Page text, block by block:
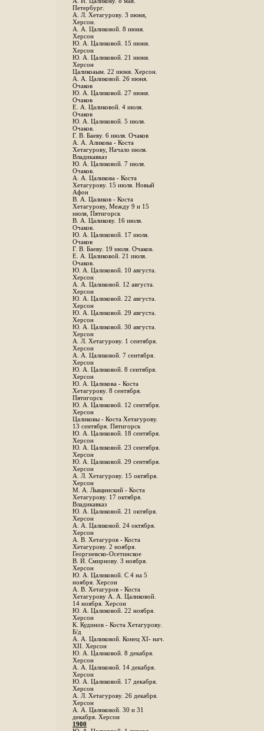
Петербург.
А. Л. Хетагурову. 3 июня,
Херсон.
А. А. Цаликовой. 8 июня.
Херсон
Ю. А. Цаликовой. 15 июня.
Херсон
Ю. А. Цаликовой. 21 июня.
Херсон
Цаликоаым. 22 июня. Херсон.
А. А. Цаликовой. 26 июня.
Очаков
Ю. А. Цаликовой. 27 июня.
Очаков
Е. А. Цаликовой. 4 июля.
Очаков
Ю. А. Цаликовой. 5 июля.
Очаков.
Г. В. Баеву. 6 июля. Очаков
А. А. Аликова - Коста
Хетагурову, Начало июля.
Владикавказ
Ю. А. Цаликовой. 7 июля.
Очаков.
А. А. Цаликова - Коста
Хетагурову. 15 июля. Новый
Афон
В. А. Цаликов - Коста
Хетагурову, Между 9 и 15
июля, Пятигорск
В. А. Цаликову. 16 июля.
Очаков.
Ю. А. Цаликовой. 17 июля.
Очаков
Г. В. Баеву. 19 июля. Очаков.
Е. А. Цаликовой. 21 июля.
Очаков.
Ю. А. Цаликовой. 10 августа.
Херсон
А. А. Цаликовой. 12 августа.
Херсон
Ю. А. Цаликовой. 22 августа.
Херсон
Ю. А. Цаликовой. 29 августа.
Херсон
Ю. А. Цаликовой. 30 августа.
Херсон
А. Л. Хетагурову. 1 сентября.
Херсон
А. А. Цаликовой. 7 сентября.
Херсон
Ю. А. Цаликовой. 8 сентября.
Херсон
Ю. А. Цаликова - Коста
Хетагурову. 8 сентября.
Пятигорск
Ю. А. Цаликовой. 12 сентября.
Херсон
Цаликовы - Коста Хетагурову.
13 сентября. Пятигорск
Ю. А. Цаликовой. 18 сентября.
Херсон
Ю. А. Цаликовой. 23 сентября.
Херсон
Ю. А. Цаликовой. 29 сентября.
Херсон
А. Л. Хетагурову. 15 октября.
Херсон
М. А. Лыщинский - Коста
Хетагурову. 17 октября.
Владикавказ
Ю. А. Цаликовой. 21 октября.
Херсон
А. А. Цаликовой. 24 октября.
Херсон
A. В. Хетагуров - Коста
Хетагурову. 2 ноября.
Георгиевско-Осетинское
B. И. Смирнову. 3 ноября.
Херсон
Ю. А. Цаликовой. С 4 на 5
ноября. Херсон
А. В. Хетагуров - Коста
Хетагурову А. А. Цаликовой.
14 ноября. Херсон
Ю. А. Цаликовой. 22 ноября.
Херсон
К. Кудинов - Коста Хетагурову.
Б/д
А. А. Цаликовой. Конец XI- нач.
XII. Херсон
Ю. А. Цаликовой. 8 декабря.
Херсон
А. А. Цаликовой. 14 декабря.
Херсон
Ю. А. Цаликовой. 17 декабря.
Херсон
А. Л. Хетагурову. 26 декабря.
Херсон
А. А. Цаликовой. 30 и 31
декабря. Херсон
1900